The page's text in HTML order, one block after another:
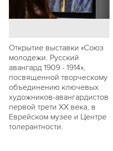
Открытие выставки «Союз
молодежи. Русский
авангард 1909 - 1914»,
посвященной творческому
объединению ключевых
художников-авангардистов
первой трети ХХ века, в
Еврейском музее и Центре
толерантности.